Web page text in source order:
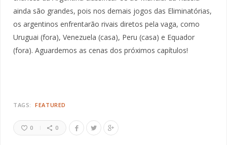
ainda são grandes, pois nos demais jogos das Eliminatórias,
os argentinos enfrentarão rivais diretos pela vaga, como
Uruguai (fora), Venezuela (casa), Peru (casa) e Equador
(fora). Aguardemos as cenas dos próximos capítulos!
TAGS: FEATURED
0 0